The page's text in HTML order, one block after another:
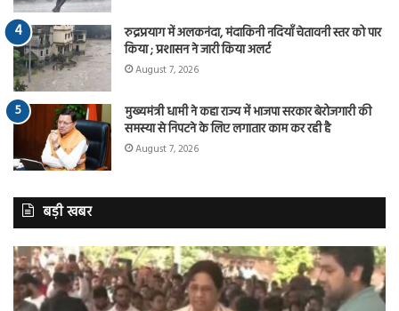
रुद्रप्रयाग में अलकनंदा, मंदाकिनी नदियाँ चेतावनी स्तर को पार
किया ; प्रशासन ने जारी किया अलर्ट
August 7, 2026
मुख्यमंत्री धामी ने कहा राज्य में भाजपा सरकार बेरोजगारी की
समस्या से निपटने के लिए लगातार काम कर रही है
August 7, 2026
बड़ी खबर